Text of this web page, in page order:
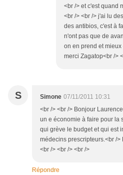
<br /> et c'est quand
<br /> <br /> j'ai lu
des antibios, c'est à
n'ont pas que de
on en prend et mieux
merci Zagatop<br />
S Simone 07/11/2011 10:31
<br /> <br /> Bonjour
un e économie à faire pour la
qui grève le budget et qui est
médecins prescripteurs.<br /
<br /> <br /> <br />
Répondre